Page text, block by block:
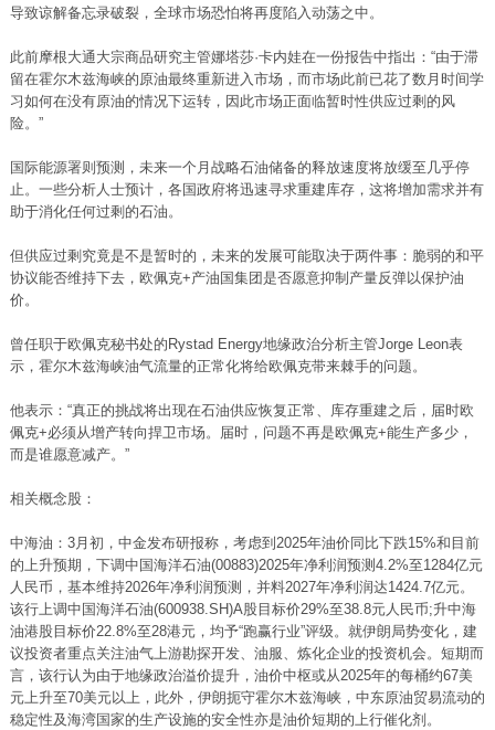
导致谅解备忘录破裂，全球市场恐怕将再度陷入动荡之中。
此前摩根大通大宗商品研究主管娜塔莎·卡内娃在一份报告中指出：“由于滞
留在霍尔木兹海峡的原油最终重新进入市场，而市场此前已花了数月时间学
习如何在没有原油的情况下运转，因此市场正面临暂时性供应过剩的风
险。”
国际能源署则预测，未来一个月战略石油储备的释放速度将放缓至几乎停
止。一些分析人士预计，各国政府将迅速寻求重建库存，这将增加需求并有
助于消化任何过剩的石油。
但供应过剩究竟是不是暂时的，未来的发展可能取决于两件事：脆弱的和平
协议能否维持下去，欧佩克+产油国集团是否愿意抑制产量反弹以保护油
价。
曾任职于欧佩克秘书处的Rystad Energy地缘政治分析主管Jorge Leon表
示，霍尔木兹海峡油气流量的正常化将给欧佩克带来棘手的问题。
他表示：“真正的挑战将出现在石油供应恢复正常、库存重建之后，届时欧
佩克+必须从增产转向捍卫市场。届时，问题不再是欧佩克+能生产多少，
而是谁愿意减产。”
相关概念股：
中海油：3月初，中金发布研报称，考虑到2025年油价同比下跌15%和目前
的上升预期，下调中国海洋石油(00883)2025年净利润预测4.2%至1284亿元
人民币，基本维持2026年净利润预测，并料2027年净利润达1424.7亿元。
该行上调中国海洋石油(600938.SH)A股目标价29%至38.8元人民币;升中海
油港股目标价22.8%至28港元，均予“跑赢行业”评级。就伊朗局势变化，建
议投资者重点关注油气上游勘探开发、油服、炼化企业的投资机会。短期而
言，该行认为由于地缘政治溢价提升，油价中枢或从2025年的每桶约67美
元上升至70美元以上，此外，伊朗扼守霍尔木兹海峡，中东原油贸易流动的
稳定性及海湾国家的生产设施的安全性亦是油价短期的上行催化剂。